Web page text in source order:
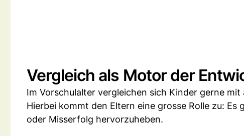
Vergleich als Motor der
Im Vorschulalter vergleichen sich Kinder gerne
Hierbei kommt den Eltern eine grosse Rolle zu:
oder Misserfolg hervorzuheben.